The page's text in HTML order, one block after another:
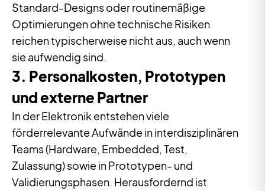
Standard-Designs oder routinemäßige
Optimierungen ohne technische Risiken
reichen typischerweise nicht aus, auch wenn
sie aufwendig sind.
3. Personalkosten, Prototypen
und externe Partner
In der Elektronik entstehen viele
förderrelevante Aufwände in interdisziplinären
Teams (Hardware, Embedded, Test,
Zulassung) sowie in Prototypen- und
Validierungsphasen. Herausfordernd ist